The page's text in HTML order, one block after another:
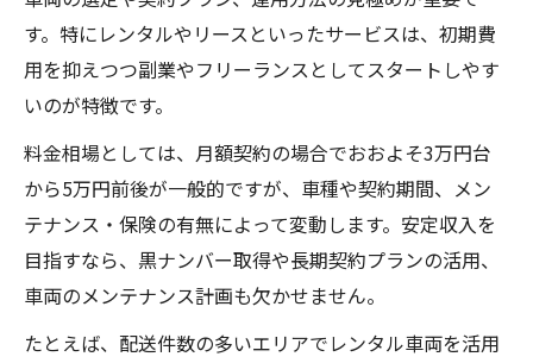
軽貨物レンタル1ヶ月利用のメリットと注意
点
効率的な副業を目指す軽貨物活用ガイド
軽貨物副業で効率よく稼ぐための配送ノウ
ハウ
軽貨物副業で収入アップを目指す工夫とは
副業軽貨物ドライバーが選ぶ働き方のポイ
ント
軽貨物で副業する際の時間管理と効率化術
す。特にレンタルやリースといったサービスは、初期費
用を抑えつつ副業やフリーランスとしてスタートしやす
いのが特徴です。
料金相場としては、月額契約の場合でおおよそ3万円台
から5万円前後が一般的ですが、車種や契約期間、メン
テナンス・保険の有無によって変動します。安定収入を
目指すなら、黒ナンバー取得や長期契約プランの活用、
車両のメンテナンス計画も欠かせません。
たとえば、配送件数の多いエリアでレンタル車両を活用